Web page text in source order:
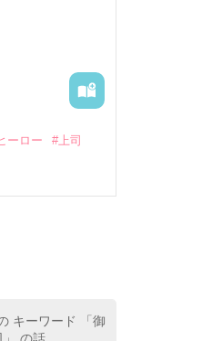
れた上、二
ーロー #上司
居まで提案
キーワード 「御